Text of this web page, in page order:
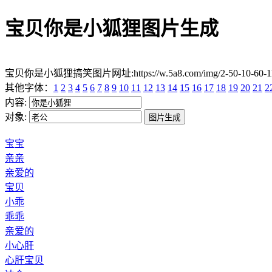
宝贝你是小狐狸图片生成
宝贝你是小狐狸搞笑图片网址:https://w.5a8.com/img/2-50-10-
其他字体： 1 2 3 4 5 6 7 8 9 10 11 12 13 14 15 16 17 18 19 20 21
内容:
对象:
宝宝
亲亲
亲爱的
宝贝
小乖
乖乖
亲爱的
小心肝
心肝宝贝